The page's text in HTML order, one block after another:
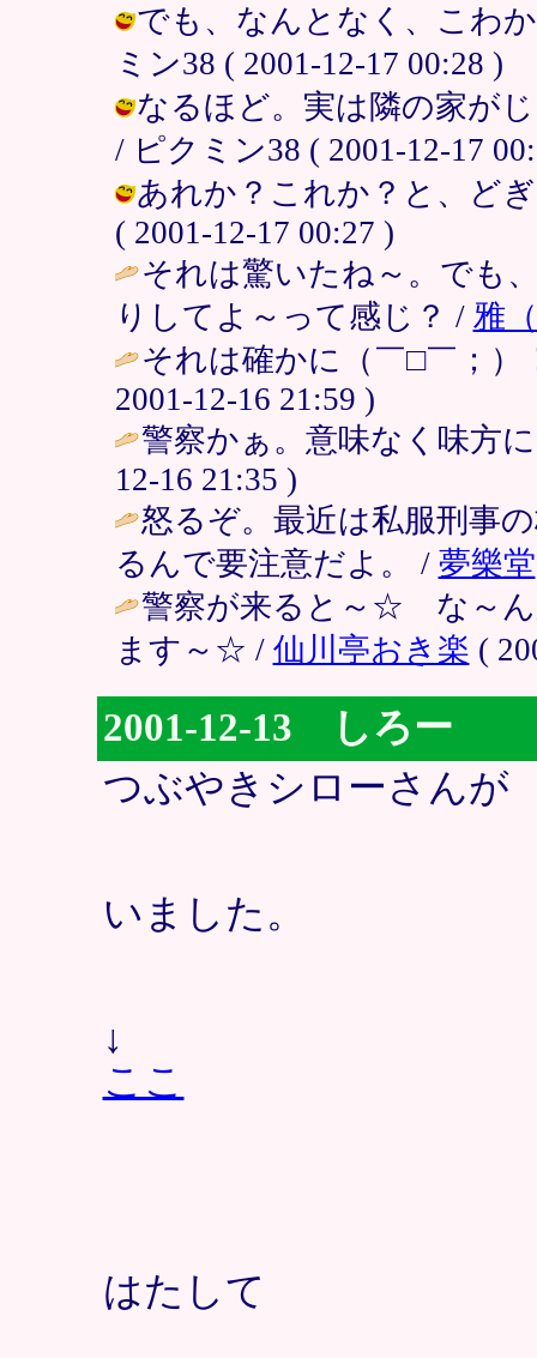
でも、なんとなく、こわ
ミン38 ( 2001-12-17 00:28 )
なるほど。実は隣の家が
/ ピクミン38 ( 2001-12-17
あれか？これか？と、ど
( 2001-12-17 00:27 )
それは驚いたね～。でも
りしてよ～って感じ？ / 雅
それは確かに（￣□￣；
2001-12-16 21:59 )
警察かぁ。意味なく味方
12-16 21:35 )
怒るぞ。最近は私服刑事
るんで要注意だよ。 / 夢樂堂
警察が来ると～☆ な～ん
ます～☆ / 仙川亭おき楽 (
2001-12-13 しろー
つぶやきシローさんが
いました。
↓
ここ
はたして